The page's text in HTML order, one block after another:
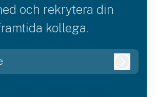
och rekrytera din
kollega.